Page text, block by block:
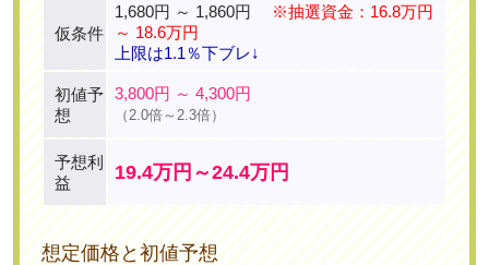
仮条件
1,680円 ～ 1,860円
※抽選資金：16.8万円
～ 18.6万円
上限は1.1％下ブレ↓
初値予
想
3,800円 ～ 4,300円
（2.0倍～2.3倍）
予想利
益
19.4万円～24.4万円
想定価格と初値予想